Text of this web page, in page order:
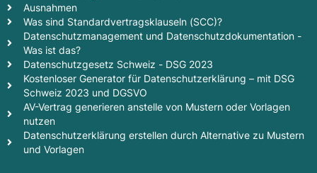
Ausnahmen
Was sind Standardvertragsklauseln (SCC)?
Datenschutzmanagement und Datenschutzdokumentation -
Was ist das?
Datenschutzgesetz Schweiz - DSG 2023
Kostenloser Generator für Datenschutzerklärung – mit DSG
Schweiz 2023 und DGSVO
AV-Vertrag generieren anstelle von Mustern oder Vorlagen
nutzen
Datenschutzerklärung erstellen durch Alternative zu Mustern
und Vorlagen